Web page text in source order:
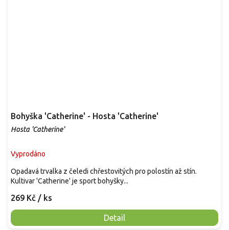
Bohyška 'Catherine' - Hosta 'Catherine'
Hosta 'Catherine'
Vyprodáno
269 Kč / ks
Detail
Opadavá trvalka z čeledi chřestovitých pro polostín až stín.
Kultivar 'Catherine' je sport bohyšky...